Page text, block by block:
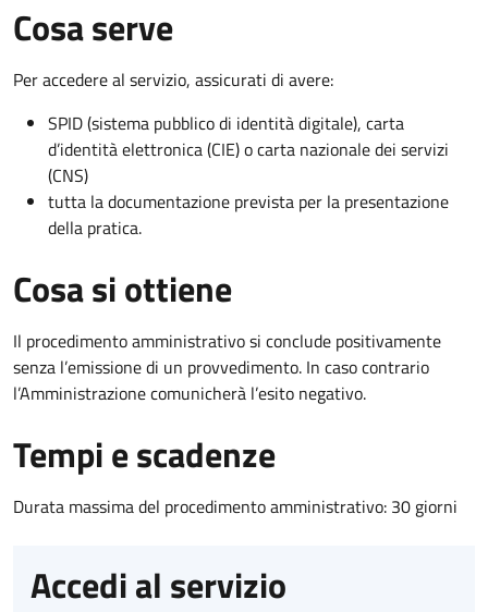
Cosa serve
Per accedere al servizio, assicurati di avere:
SPID (sistema pubblico di identità digitale), carta
d’identità elettronica (CIE) o carta nazionale dei servizi
(CNS)
tutta la documentazione prevista per la presentazione
della pratica.
Cosa si ottiene
Il procedimento amministrativo si conclude positivamente
senza l’emissione di un provvedimento. In caso contrario
l’Amministrazione comunicherà l’esito negativo.
Tempi e scadenze
Durata massima del procedimento amministrativo: 30 giorni
Accedi al servizio